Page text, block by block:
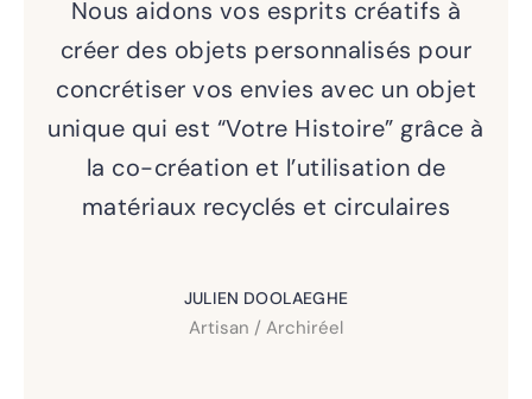
Nous aidons vos esprits créatifs à
créer des objets personnalisés pour
concrétiser vos envies avec un objet
unique qui est “Votre Histoire” grâce à
la co-création et l’utilisation de
matériaux recyclés et circulaires
JULIEN DOOLAEGHE
Artisan / Archiréel